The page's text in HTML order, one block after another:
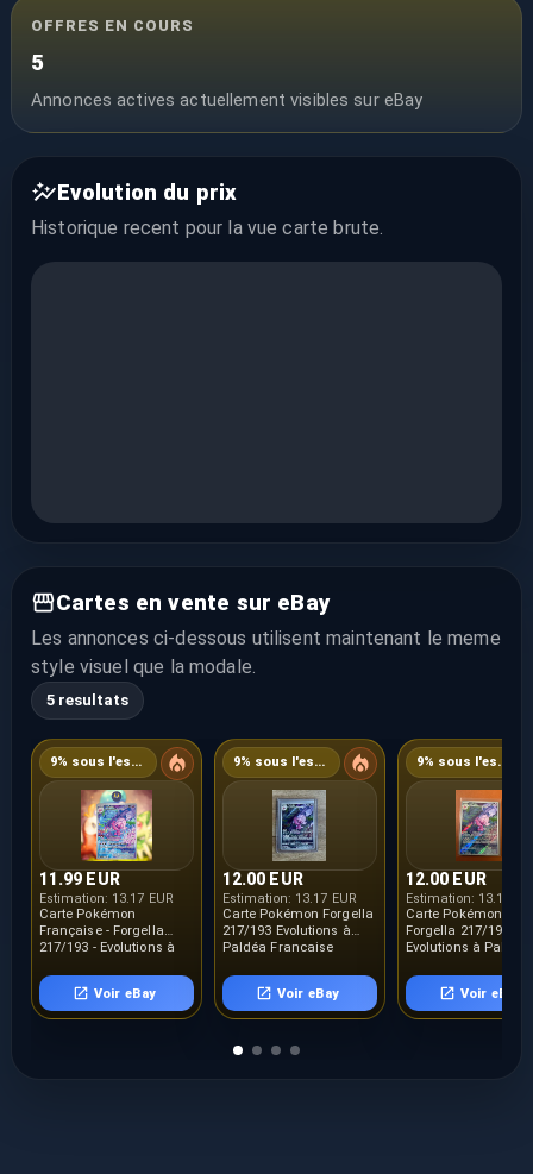
OFFRES EN COURS
5
Annonces actives actuellement visibles sur eBay
Evolution du prix
Historique recent pour la vuecarte brute.
Cartes en vente sur eBay
Les annonces ci-dessous utilisent maintenant le meme
style visuel que la modale.
5 resultats
9% sous l'estimation
11.99 EUR
Estimation: 13.17 EUR
Carte Pokémon
Française - Forgella
217/193 - Evolutions à
Voir eBay
9% sous l'estimation
12.00 EUR
Estimation: 13.17 EUR
Carte Pokémon Forgella
217/193 Evolutions à
Paldéa Française
Voir eBay
9% sous l'estimation
12.00 EUR
Estimation: 13.17
Carte Pokémon :
Forgella 217/193
Evolutions à Paldéa
Voir eBay